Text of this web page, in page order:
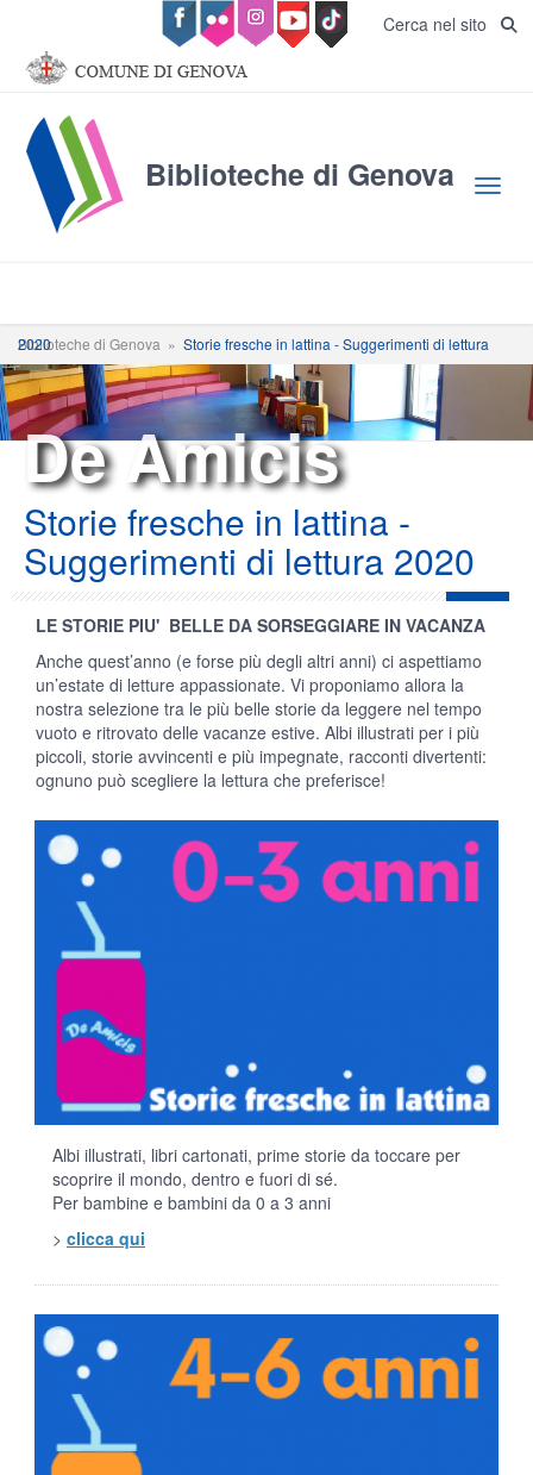
Salta al contenuto principale Cerca nel sito
Biblioteche di Genova
Biblioteche di Genova »
Storie fresche in lattina - Suggerimenti di lettura 2020
De Amicis
Storie fresche in lattina -
Suggerimenti di lettura 2020
LE STORIE PIU' BELLE DA SORSEGGIARE IN VACANZA
Anche quest’anno (e forse più degli altri anni) ci aspettiamo
un’estate di letture appassionate. Vi proponiamo allora la
nostra selezione tra le più belle storie da leggere nel tempo
vuoto e ritrovato delle vacanze estive. Albi illustrati per i più
piccoli, storie avvincenti e più impegnate, racconti divertenti:
ognuno può scegliere la lettura che preferisce!
Albi illustrati, libri cartonati, prime storie da toccare per
scoprire il mondo, dentro e fuori di sé.
Per bambine e bambini da 0 a 3 anni
> clicca qui